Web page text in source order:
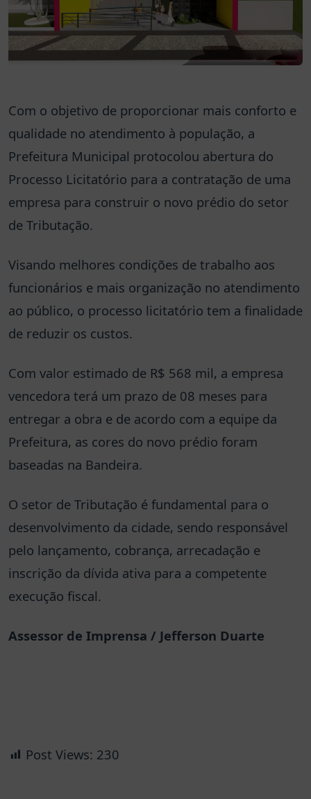
Com o objetivo de proporcionar mais conforto e
qualidade no atendimento à população, a
Prefeitura Municipal protocolou abertura do
Processo Licitatório para a contratação de uma
empresa para construir o novo prédio do setor
de Tributação.
Visando melhores condições de trabalho aos
funcionários e mais organização no atendimento
ao público, o processo licitatório tem a finalidade
de reduzir os custos.
Com valor estimado de R$ 568 mil, a empresa
vencedora terá um prazo de 08 meses para
entregar a obra e de acordo com a equipe da
Prefeitura, as cores do novo prédio foram
baseadas na Bandeira.
O setor de Tributação é fundamental para o
desenvolvimento da cidade, sendo responsável
pelo lançamento, cobrança, arrecadação e
inscrição da dívida ativa para a competente
execução fiscal.
Assessor de Imprensa / Jefferson Duarte
Post Views: 230